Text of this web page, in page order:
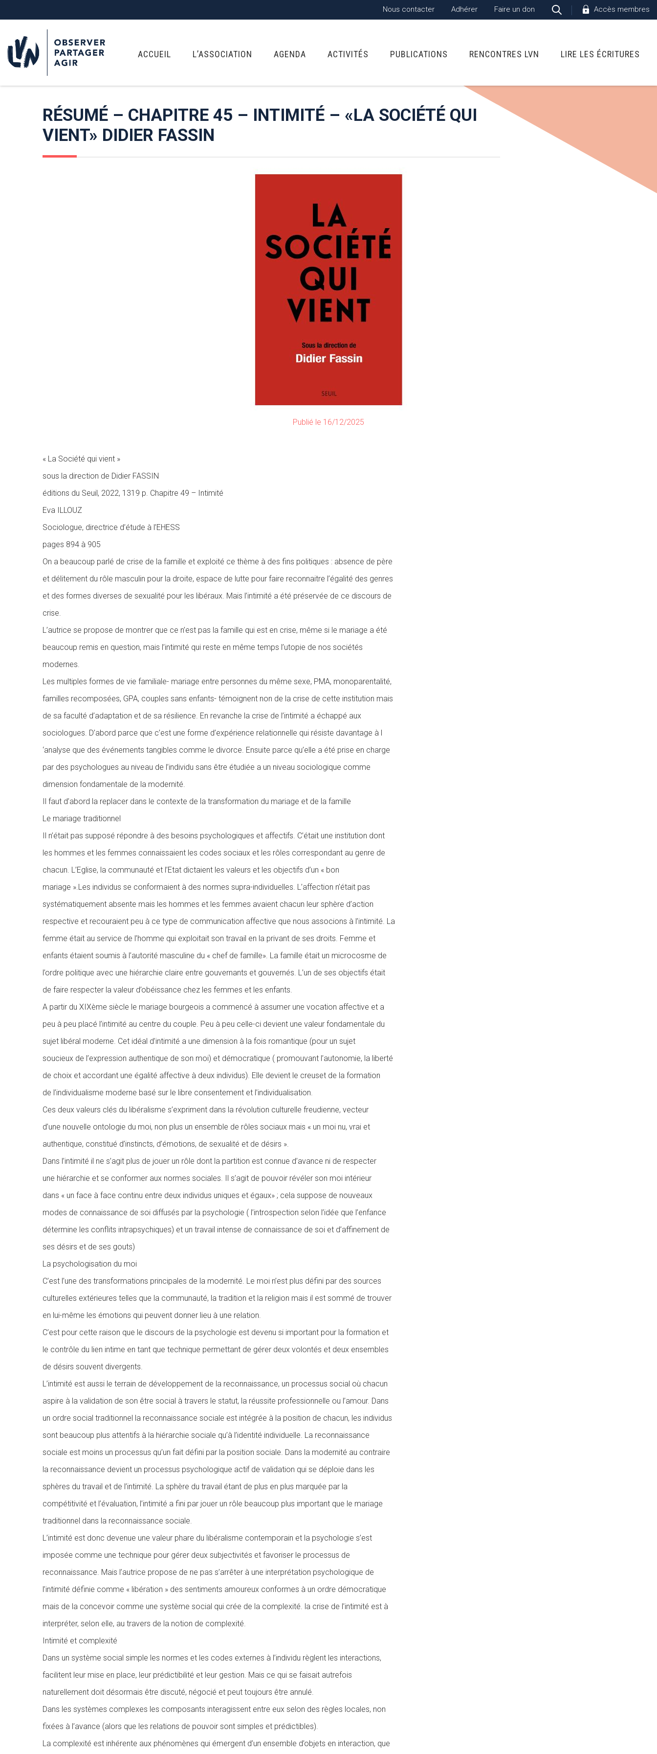
Nous contacter Adhérer Faire un don Accès membres
ACCUEIL L’ASSOCIATION AGENDA ACTIVITÉS PUBLICATIONS RENCONTRES LVN LIRE LES ÉCRITURES
RÉSUMÉ – CHAPITRE 45 – INTIMITÉ – «LA SOCIÉTÉ QUI
VIENT» DIDIER FASSIN
Publié le 16/12/2025
« La Société qui vient »
sous la direction de Didier FASSIN
éditions du Seuil, 2022, 1319 p. Chapitre 49 – Intimité
Eva ILLOUZ
Sociologue, directrice d’étude à l’EHESS
pages 894 à 905
On a beaucoup parlé de crise de la famille et exploité ce thème à des fins politiques : absence de père
et délitement du rôle masculin pour la droite, espace de lutte pour faire reconnaitre l’égalité des genres
et des formes diverses de sexualité pour les libéraux. Mais l’intimité a été préservée de ce discours de
crise.
L’autrice se propose de montrer que ce n’est pas la famille qui est en crise, même si le mariage a été
beaucoup remis en question, mais l’intimité qui reste en même temps l’utopie de nos sociétés
modernes.
Les multiples formes de vie familiale- mariage entre personnes du même sexe, PMA, monoparentalité,
familles recomposées, GPA, couples sans enfants- témoignent non de la crise de cette institution mais
de sa faculté d’adaptation et de sa résilience. En revanche la crise de l’intimité a échappé aux
sociologues. D’abord parce que c’est une forme d’expérience relationnelle qui résiste davantage à l
‘analyse que des événements tangibles comme le divorce. Ensuite parce qu’elle a été prise en charge
par des psychologues au niveau de l’individu sans être étudiée a un niveau sociologique comme
dimension fondamentale de la modernité.
Il faut d’abord la replacer dans le contexte de la transformation du mariage et de la famille
Le mariage traditionnel
Il n’était pas supposé répondre à des besoins psychologiques et affectifs. C’était une institution dont
les hommes et les femmes connaissaient les codes sociaux et les rôles correspondant au genre de
chacun. L’Eglise, la communauté et l’Etat dictaient les valeurs et les objectifs d’un « bon
mariage ».Les individus se conformaient à des normes supra-individuelles. L’affection n’était pas
systématiquement absente mais les hommes et les femmes avaient chacun leur sphère d’action
respective et recouraient peu à ce type de communication affective que nous associons à l’intimité. La
femme était au service de l’homme qui exploitait son travail en la privant de ses droits. Femme et
enfants étaient soumis à l’autorité masculine du « chef de famille». La famille était un microcosme de
l’ordre politique avec une hiérarchie claire entre gouvernants et gouvernés. L’un de ses objectifs était
de faire respecter la valeur d’obéissance chez les femmes et les enfants.
A partir du XIXème siècle le mariage bourgeois a commencé à assumer une vocation affective et a
peu à peu placé l’intimité au centre du couple. Peu à peu celle-ci devient une valeur fondamentale du
sujet libéral moderne. Cet idéal d’intimité a une dimension à la fois romantique (pour un sujet
soucieux de l’expression authentique de son moi) et démocratique ( promouvant l’autonomie, la liberté
de choix et accordant une égalité affective à deux individus). Elle devient le creuset de la formation
de l’individualisme moderne basé sur le libre consentement et l’individualisation.
Ces deux valeurs clés du libéralisme s’expriment dans la révolution culturelle freudienne, vecteur
d’une nouvelle ontologie du moi, non plus un ensemble de rôles sociaux mais « un moi nu, vrai et
authentique, constitué d’instincts, d’émotions, de sexualité et de désirs ».
Dans l’intimité il ne s’agit plus de jouer un rôle dont la partition est connue d’avance ni de respecter
une hiérarchie et se conformer aux normes sociales. Il s’agit de pouvoir révéler son moi intérieur
dans « un face à face continu entre deux individus uniques et égaux» ; cela suppose de nouveaux
modes de connaissance de soi diffusés par la psychologie ( l’introspection selon l’idée que l’enfance
détermine les conflits intrapsychiques) et un travail intense de connaissance de soi et d’affinement de
ses désirs et de ses gouts)
La psychologisation du moi
C’est l’une des transformations principales de la modernité. Le moi n’est plus défini par des sources
culturelles extérieures telles que la communauté, la tradition et la religion mais il est sommé de trouver
en lui-même les émotions qui peuvent donner lieu à une relation.
C’est pour cette raison que le discours de la psychologie est devenu si important pour la formation et
le contrôle du lien intime en tant que technique permettant de gérer deux volontés et deux ensembles
de désirs souvent divergents.
L’intimité est aussi le terrain de développement de la reconnaissance, un processus social où chacun
aspire à la validation de son être social à travers le statut, la réussite professionnelle ou l’amour. Dans
un ordre social traditionnel la reconnaissance sociale est intégrée à la position de chacun, les individus
sont beaucoup plus attentifs à la hiérarchie sociale qu’à l’identité individuelle. La reconnaissance
sociale est moins un processus qu’un fait défini par la position sociale. Dans la modernité au contraire
la reconnaissance devient un processus psychologique actif de validation qui se déploie dans les
sphères du travail et de l’intimité. La sphère du travail étant de plus en plus marquée par la
compétitivité et l’évaluation, l’intimité a fini par jouer un rôle beaucoup plus important que le mariage
traditionnel dans la reconnaissance sociale.
L’intimité est donc devenue une valeur phare du libéralisme contemporain et la psychologie s’est
imposée comme une technique pour gérer deux subjectivités et favoriser le processus de
reconnaissance. Mais l’autrice propose de ne pas s’arrêter à une interprétation psychologique de
l’intimité définie comme « libération » des sentiments amoureux conformes à un ordre démocratique
mais de la concevoir comme une système social qui crée de la complexité. la crise de l’intimité est à
interpréter, selon elle, au travers de la notion de complexité.
Intimité et complexité
Dans un système social simple les normes et les codes externes à l’individu règlent les interactions,
facilitent leur mise en place, leur prédictibilité et leur gestion. Mais ce qui se faisait autrefois
naturellement doit désormais être discuté, négocié et peut toujours être annulé.
Dans les systèmes complexes les composants interagissent entre eux selon des règles locales, non
fixées à l’avance (alors que les relations de pouvoir sont simples et prédictibles).
La complexité est inhérente aux phénomènes qui émergent d’un ensemble d’objets en interaction, que